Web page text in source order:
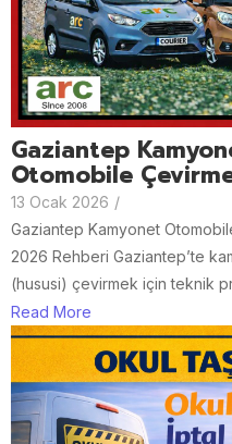
Gaziantep
Otomobile
13 Ocak 2026 /
Gaziantep Kamyonet
2026 Rehberi Gaziantep’te
(hususi) çevirmek için teknik
Read More